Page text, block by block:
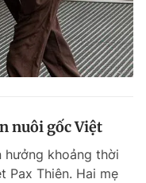
nuôi gốc Việt
hưởng khoảng thời
Pax Thiên. Hai mẹ